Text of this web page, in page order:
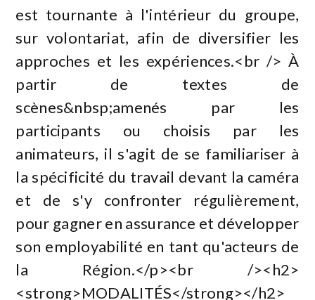
est tournante à l'intérieur du groupe,
sur volontariat, afin de diversifier les
approches et les expériences.<br /> À
partir de textes de
scènes&nbsp;amenés par les
participants ou choisis par les
animateurs, il s'agit de se familiariser à
la spécificité du travail devant la caméra
et de s'y confronter régulièrement,
pour gagner en assurance et développer
son employabilité en tant qu'acteurs de
la Région.</p><br /><h2>
<strong>MODALITÉS</strong></h2>